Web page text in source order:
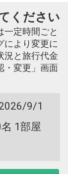
ください
一定時間ごと
により変更に
況と旅行代金
・変更」画面
9/1
1部屋